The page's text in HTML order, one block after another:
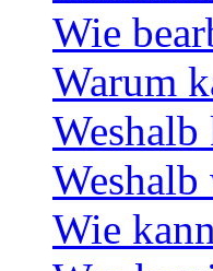
Wie
Warum
Wie